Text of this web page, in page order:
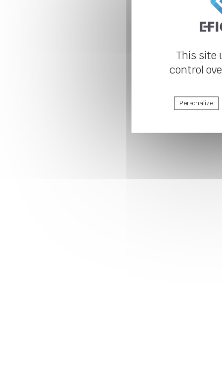
This site
control
Personalize